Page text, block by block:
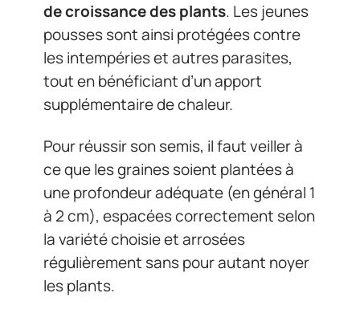
de croissance des plants. Les jeunes
pousses sont ainsi protégées contre
les intempéries et autres parasites,
tout en bénéficiant d’un apport
supplémentaire de chaleur.
Pour réussir son semis, il faut veiller à
ce que les graines soient plantées à
une profondeur adéquate (en général 1
à 2 cm), espacées correctement selon
la variété choisie et arrosées
régulièrement sans pour autant noyer
les plants.